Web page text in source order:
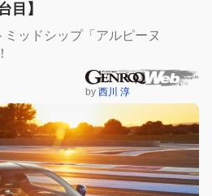
目】
ッドシップ「アルピーヌ
by 西川 淳